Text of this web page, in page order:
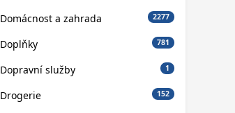
Domácnost a zahrada 2277
Doplňky 781
Dopravní služby 1
Drogerie 152